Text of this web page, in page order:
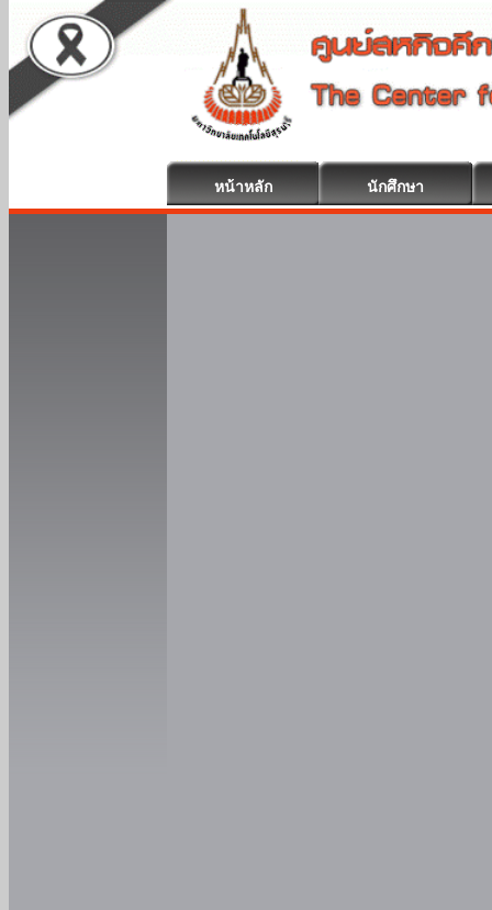
หน้าหลัก นักศึกษา